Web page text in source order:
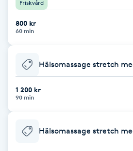
Kemisk peeling
Keratinbehandling
Kinesiologi
Kinesisk medicin
Kiropraktik
Klangmassage
Friskvård
800 kr
60 min
Hälsomassage stretch
1 200 kr
90 min
Hälsomassage stretch